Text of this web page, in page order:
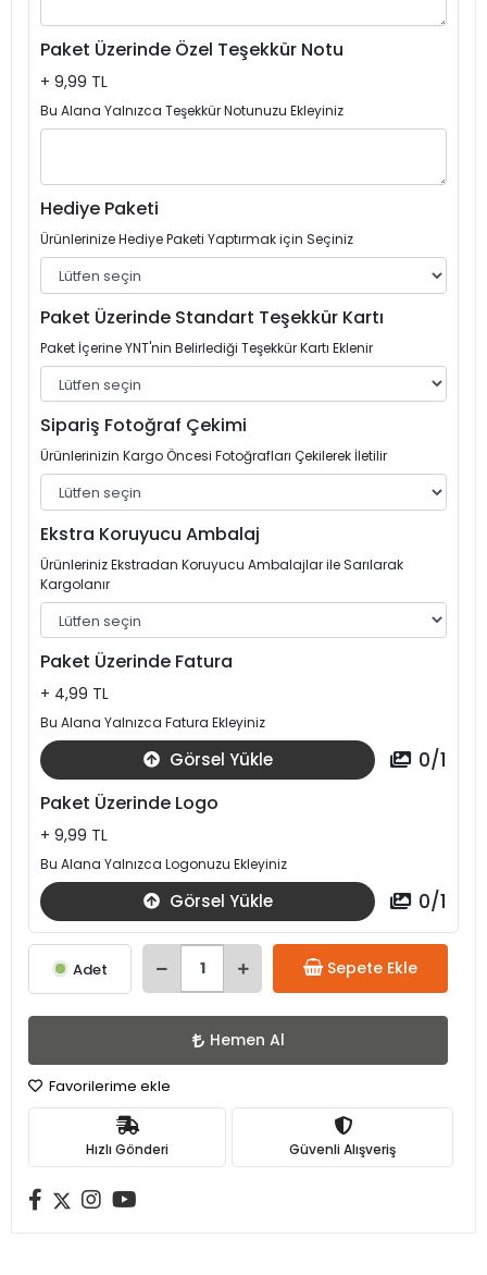
Paket Üzerinde Özel Teşekkür Notu
+ 9,99 TL
Bu Alana Yalnızca Teşekkür Notunuzu Ekleyiniz
Hediye Paketi
Ürünlerinize Hediye Paketi Yaptırmak için Seçiniz
Paket Üzerinde Standart Teşekkür Kartı
Paket İçerine YNT'nin Belirlediği Teşekkür Kartı Eklenir
Sipariş Fotoğraf Çekimi
Ürünlerinizin Kargo Öncesi Fotoğrafları Çekilerek İletilir
Ekstra Koruyucu Ambalaj
Ürünleriniz Ekstradan Koruyucu Ambalajlar ile Sarılarak
Kargolanır
Paket Üzerinde Fatura
+ 4,99 TL
Bu Alana Yalnızca Fatura Ekleyiniz
Görsel Yükle 0/1
Paket Üzerinde Logo
+ 9,99 TL
Bu Alana Yalnızca Logonuzu Ekleyiniz
Görsel Yükle 0/1
Adet Sepete Ekle
Hemen Al
Favorilerime ekle
Hızlı Gönderi Güvenli Alışveriş